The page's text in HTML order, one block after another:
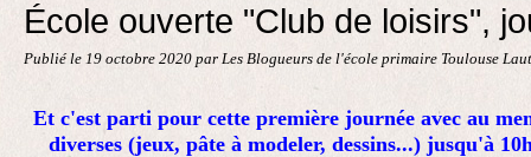
École ouverte "Club de loisirs",
Publié le 19 octobre 2020 par Les Blogueurs de l'école primaire Toulouse
Et c'est parti pour cette première journée avec au
diverses (jeux, pâte à modeler, dessins...) jusqu'à